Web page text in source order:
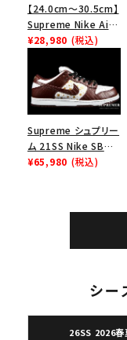
キーワードから探す
【24.0cm～30.5cm】
Supreme Nike Air
Force 1 Low シュプ
ース１スニーカー シ
ューズ ホワイト
¥28,980 (税込)
Supreme シュプリー
ム 21SS Nike SB
Dunk Low ナイキSB
¥65,980 (税込)
シー
26SS 2026春